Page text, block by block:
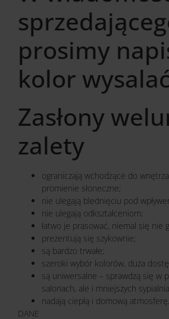
prosimy
kolor wysalać
Zasłony
zalety
ograniczają wchodzące do
promienie słoneczne;
nie ulegają blednięciu pod
nie ulegają odkształceniom;
łatwo je prasować, niemal się nie
prezentują się szykownie;
są bardzo trwałe;
szeroki wybór kolorów, duża
są uniwersalne – sprawdzą się w
salonach, ale i mniejszych
nadają ciepłą i domową atmosferę.
DANE